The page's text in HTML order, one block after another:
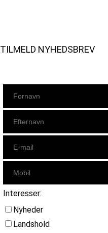
TILMELD NYHEDSBREV
Interesser:
Nyheder
Landshold